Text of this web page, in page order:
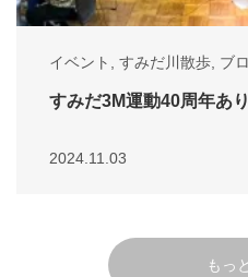
イベント すみだ川散歩 ブ
すみだ3M運動40周年あ
2024.11.03
もっ